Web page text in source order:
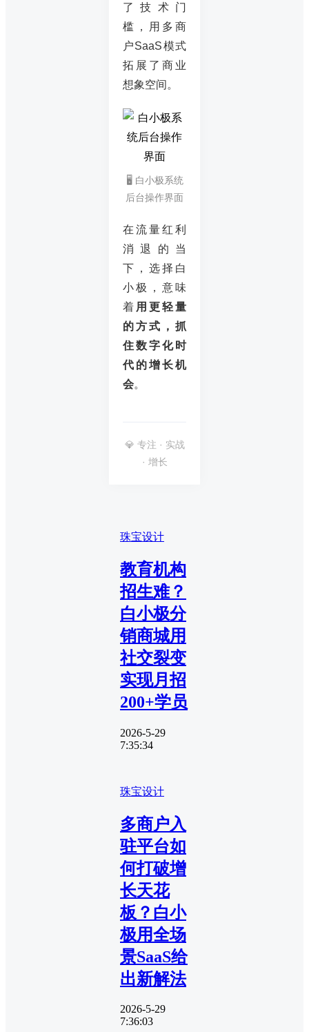
了技术门
槛，用多商
户SaaS模式
拓展了商业
想象空间。
🖥️ 白小极系统
后台操作界面
在流量红利
消退的当
下，选择白
小极，意味
着 用更轻量
的方式，抓
住数字化时
代的增长机
会。
💎 专注 · 实战
· 增长
珠宝设计
教育机构
招生难？
白小极分
销商城用
社交裂变
实现月招
200+学员
2026-5-29
7:35:34
珠宝设计
多商户入
驻平台如
何打破增
长天花
板？白小
极用全场
景SaaS给
出新解法
2026-5-29
7:36:03